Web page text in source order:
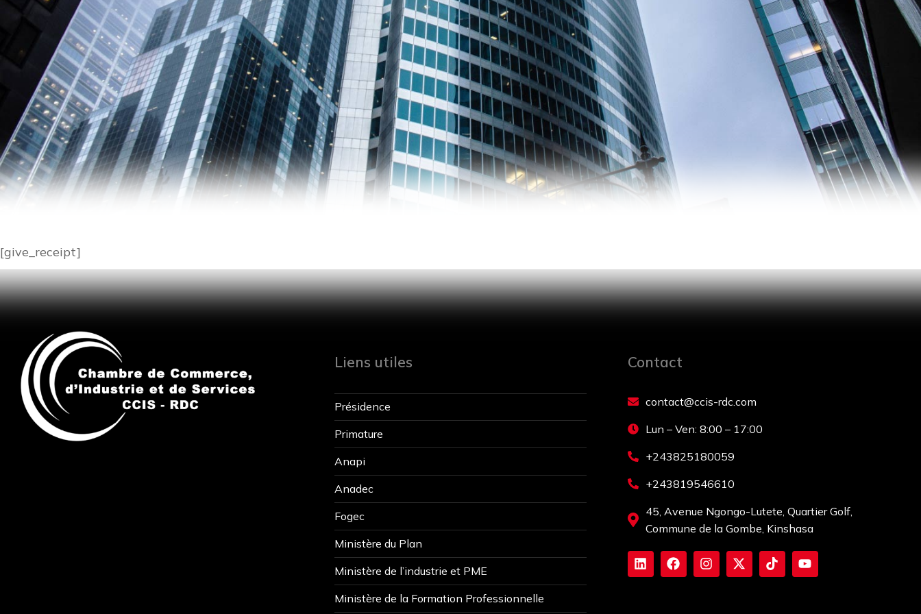
[give_receipt]
Liens utiles
Présidence
Primature
Anapi
Anadec
Fogec
Ministère du Plan
Ministère de l’industrie et PME
Ministère de la Formation Professionnelle
Contact
contact@ccis-rdc.com
Lun – Ven: 8:00 – 17:00
+243825180059
+243819546610
45, Avenue Ngongo-Lutete, Quartier Golf,
Commune de la Gombe, Kinshasa